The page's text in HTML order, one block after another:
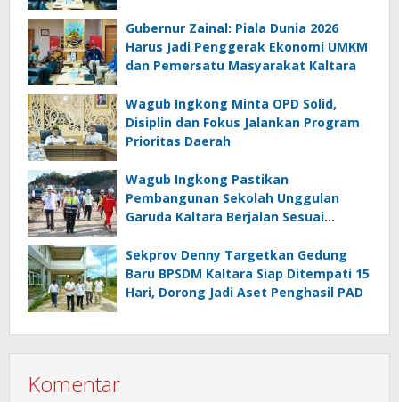
Gubernur Zainal: Piala Dunia 2026
Harus Jadi Penggerak Ekonomi UMKM
dan Pemersatu Masyarakat Kaltara
Wagub Ingkong Minta OPD Solid,
Disiplin dan Fokus Jalankan Program
Prioritas Daerah
Wagub Ingkong Pastikan
Pembangunan Sekolah Unggulan
Garuda Kaltara Berjalan Sesuai
Sekprov Denny Targetkan Gedung
Baru BPSDM Kaltara Siap Ditempati 15
Hari, Dorong Jadi Aset Penghasil PAD
Komentar